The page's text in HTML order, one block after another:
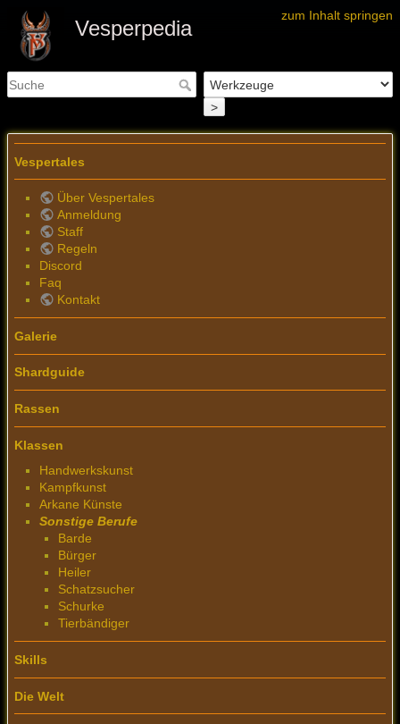
zum Inhalt springen
Vesperpedia
>
Vespertales
Über Vespertales
Anmeldung
Staff
Regeln
Discord
Faq
Kontakt
Galerie
Shardguide
Rassen
Klassen
Handwerkskunst
Kampfkunst
Arkane Künste
Sonstige Berufe
Barde
Bürger
Heiler
Schatzsucher
Schurke
Tierbändiger
Skills
Die Welt